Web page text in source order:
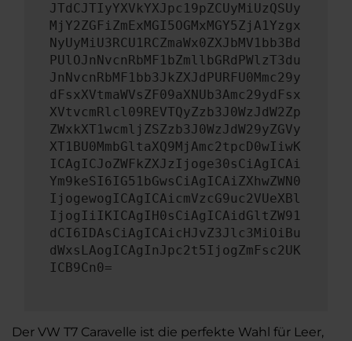
JTdCJTIyYXVkYXJpc19pZCUyMiUzQSUy
MjY2ZGFiZmExMGI5OGMxMGY5ZjA1Yzgx
NyUyMiU3RCU1RCZmaWx0ZXJbMV1bb3Bd
PUlOJnNvcnRbMF1bZmllbGRdPWlzT3du
JnNvcnRbMF1bb3JkZXJdPURFU0Mmc29y
dFsxXVtmaWVsZF09aXNUb3Amc29ydFsx
XVtvcmRlcl09REVTQyZzb3J0WzJdW2Zp
ZWxkXT1wcmljZSZzb3J0WzJdW29yZGVy
XT1BU0MmbGltaXQ9MjAmc2tpcD0wIiwK
ICAgICJoZWFkZXJzIjoge30sCiAgICAi
Ym9keSI6IG51bGwsCiAgICAiZXhwZWN0
IjogewogICAgICAicmVzcG9uc2VUeXBl
IjogIiIKICAgIH0sCiAgICAidGltZW91
dCI6IDAsCiAgICAicHJvZ3Jlc3MiOiBu
dWxsLAogICAgInJpc2t5IjogZmFsc2UK
ICB9Cn0=
Der VW T7 Caravelle ist die perfekte Wahl für Leer,